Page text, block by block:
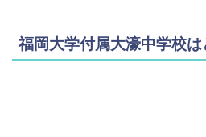
福岡大学付属大濠中学校は